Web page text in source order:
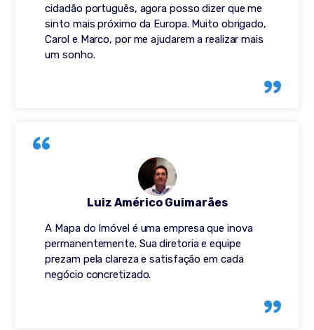
cidadão português, agora posso dizer que me
sinto mais próximo da Europa. Muito obrigado,
Carol e Marco, por me ajudarem a realizar mais
um sonho.
A Mapa do Imóvel é uma empresa que inova
permanentemente. Sua diretoria e equipe
prezam pela clareza e satisfação em cada
negócio concretizado.
Luiz Américo Guimarães